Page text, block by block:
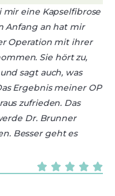
mir eine Kapselfibrose
Anfang an hat mir
Operation mit ihrer
Sie hört zu,
sagt auch, was
Ergebnis meiner OP
zufrieden. Das
Dr. Brunner
Besser geht es